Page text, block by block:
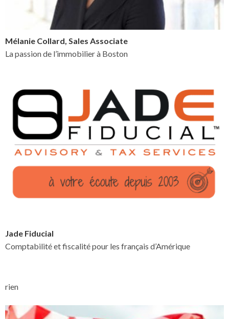
Mélanie Collard, Sales Associate
La passion de l’immobilier à Boston
Jade Fiducial
Comptabilité et fiscalité pour les français d’Amérique
rien